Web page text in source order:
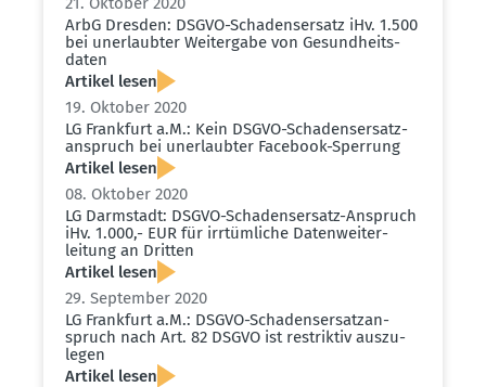
ArbG Dresden: DSGVO-Schadens­ersatz iHv. 1.500
bei unerlaubter Weitergabe von Gesund­heits­
daten
Artikel lesen
19. Oktober 2020
LG Frankfurt a.M.: Kein DSGVO-Schadens­er­satz­
an­spruch bei unerlaubter Facebook-Sperrung
Artikel lesen
08. Oktober 2020
LG Darmstadt: DSGVO-Schadens­ersatz-Anspruch
iHv. 1.000,- EUR für irrtüm­liche Daten­wei­ter­
leitung an Dritten
Artikel lesen
29. September 2020
LG Frankfurt a.M.: DSGVO-Schadens­er­satz­an­
spruch nach Art. 82 DSGVO ist restriktiv auszu­
legen
Artikel lesen